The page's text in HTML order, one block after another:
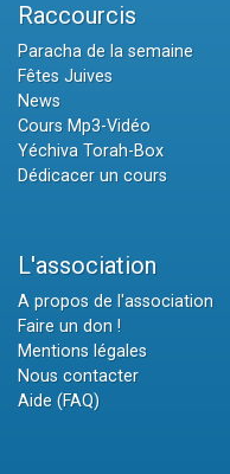
Raccourcis
Paracha de la semaine
Fêtes Juives
News
Cours Mp3-Vidéo
Yéchiva Torah-Box
Dédicacer un cours
L'association
A propos de l'association
Faire un don !
Mentions légales
Nous contacter
Aide (FAQ)